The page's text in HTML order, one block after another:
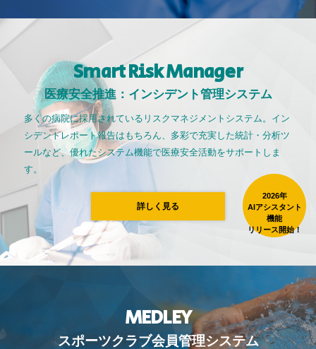
Smart Risk Manager
医療安全推進：インシデント管理システム
多くの病院に採用されているリスクマネジメントシステム。イン
シデントレポート報告はもちろん、多彩で充実した統計・分析ツ
ールなど、優れたシステム機能で医療安全活動をサポートしま
す。
詳しく見る
2026年
AIアシスタント
機能
リリース開始！
MEDLEY
スポーツクラブ会員管理システム